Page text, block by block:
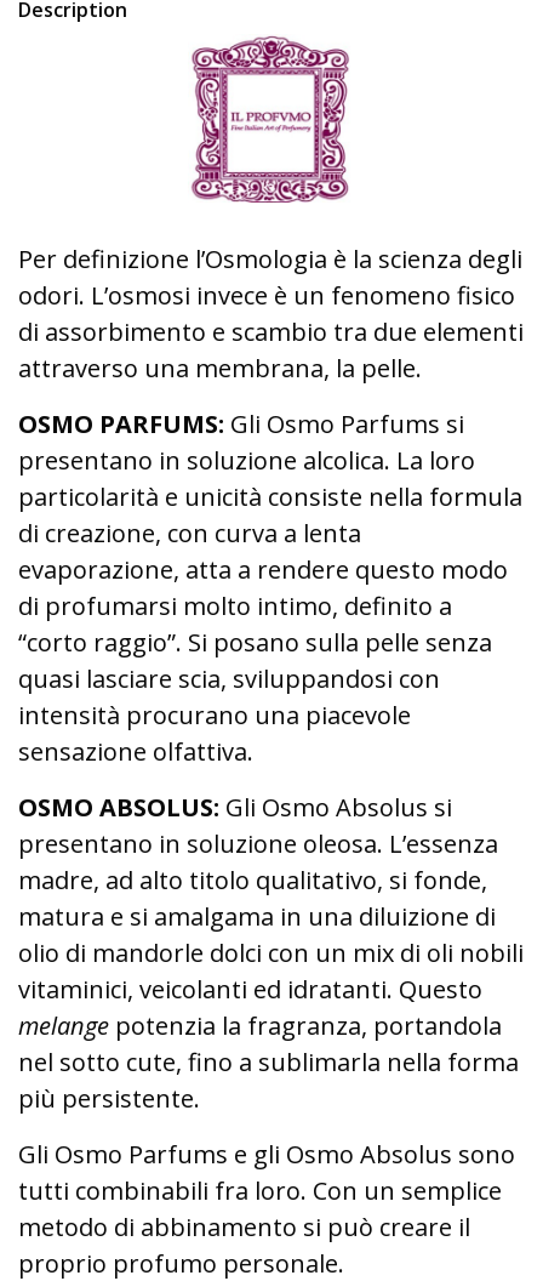
Description
Per definizione l’Osmologia è la scienza degli
odori. L’osmosi invece è un fenomeno fisico
di assorbimento e scambio tra due elementi
attraverso una membrana, la pelle.
OSMO PARFUMS: Gli Osmo Parfums si
presentano in soluzione alcolica. La loro
particolarità e unicità consiste nella formula
di creazione, con curva a lenta
evaporazione, atta a rendere questo modo
di profumarsi molto intimo, definito a
“corto raggio”. Si posano sulla pelle senza
quasi lasciare scia, sviluppandosi con
intensità procurano una piacevole
sensazione olfattiva.
OSMO ABSOLUS: Gli Osmo Absolus si
presentano in soluzione oleosa. L’essenza
madre, ad alto titolo qualitativo, si fonde,
matura e si amalgama in una diluizione di
olio di mandorle dolci con un mix di oli nobili
vitaminici, veicolanti ed idratanti. Questo
melange potenzia la fragranza, portandola
nel sotto cute, fino a sublimarla nella forma
più persistente.
Gli Osmo Parfums e gli Osmo Absolus sono
tutti combinabili fra loro. Con un semplice
metodo di abbinamento si può creare il
proprio profumo personale.